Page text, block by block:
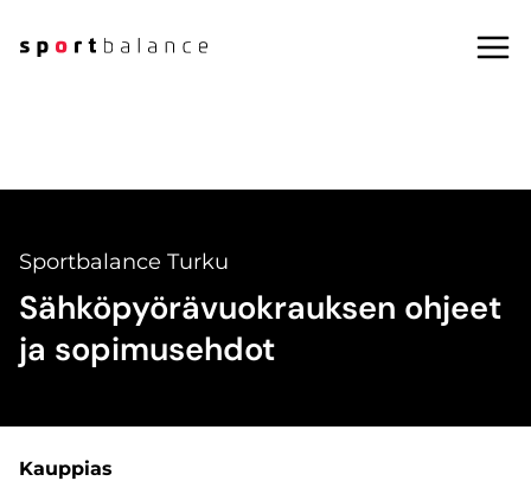
sisältöön
Sportbalance Turku
Sähköpyörävuokrauksen ohjeet
ja sopimusehdot
Kauppias